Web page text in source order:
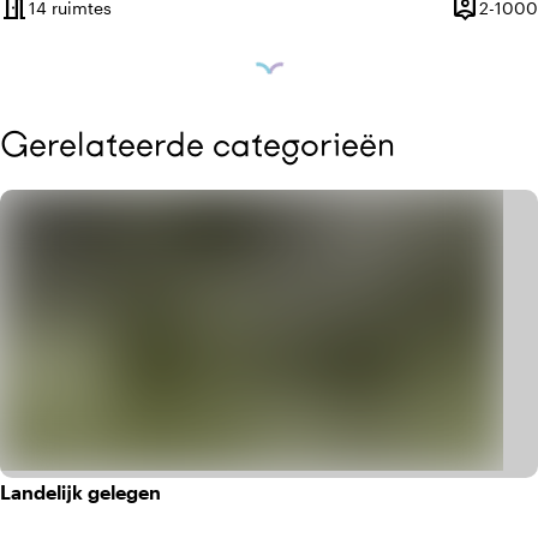
meeting_room14 ruimtes person_pin2-1000
Gerelateerde categorieën
Landelijk gelegen